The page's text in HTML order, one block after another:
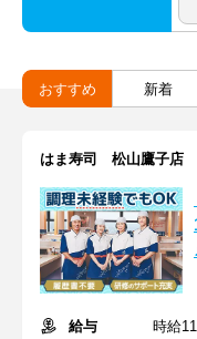
おすすめ 新着
はま寿司 松山鷹子店
給与
時給